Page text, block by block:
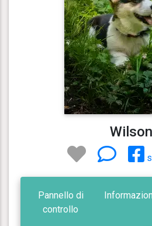
Wilson
Pannello di
controllo